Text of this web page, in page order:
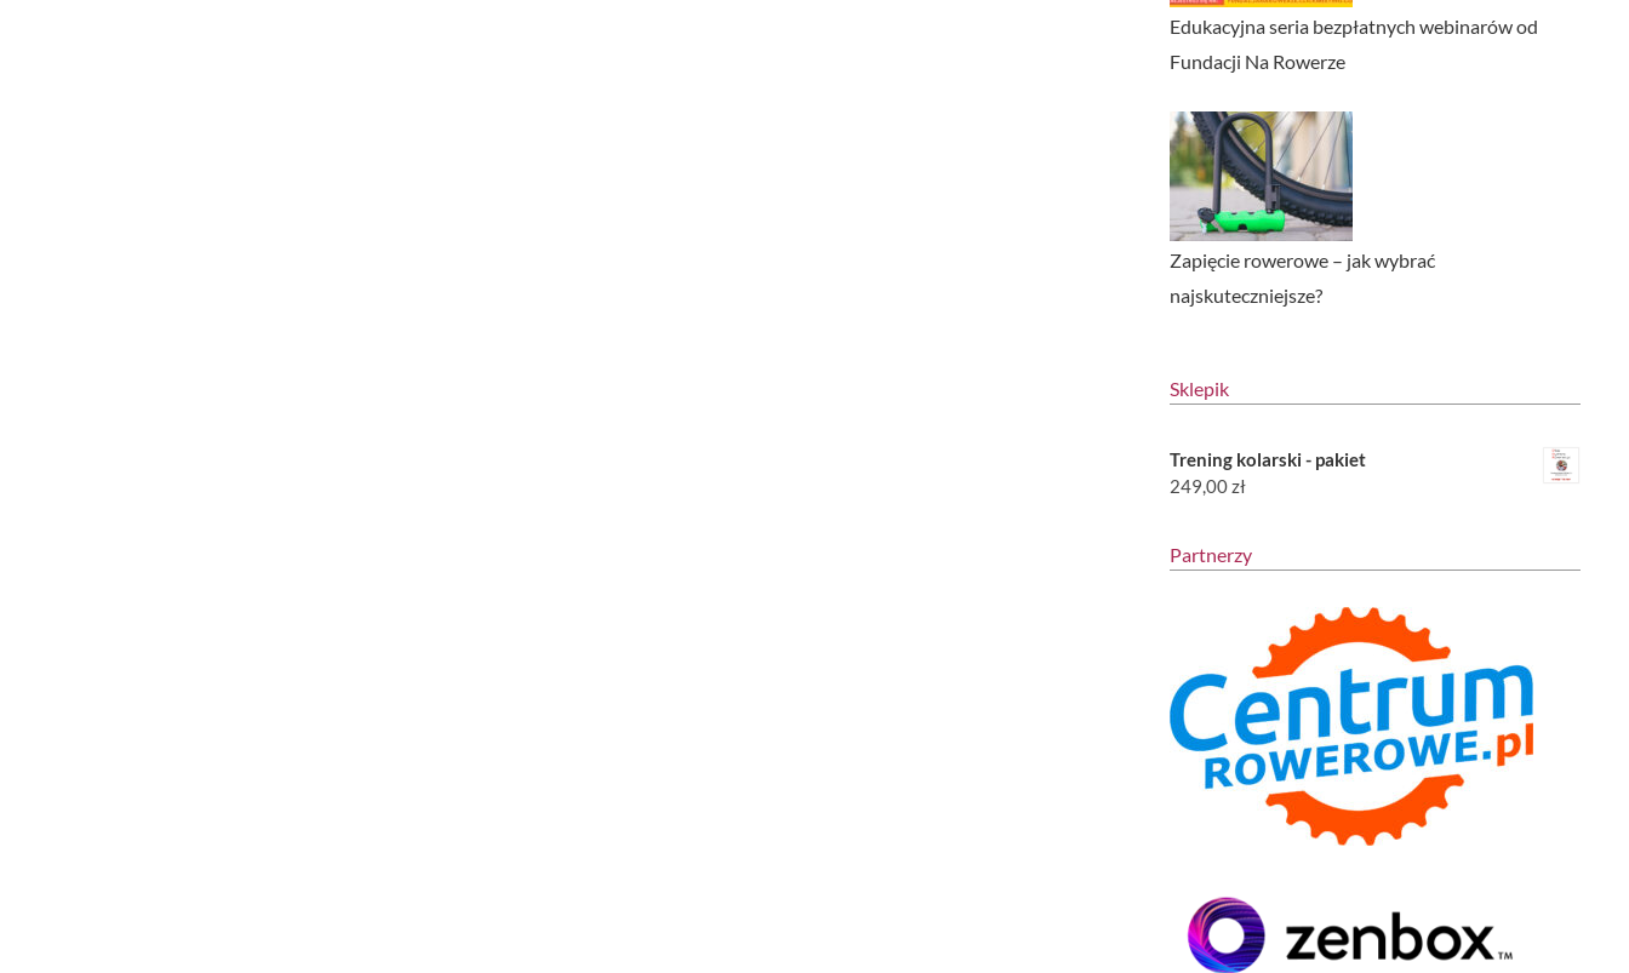
Edukacyjna seria bezpłatnych webinarów od
Fundacji Na Rowerze
Zapięcie rowerowe – jak wybrać
najskuteczniejsze?
Sklepik
Trening kolarski - pakiet
249,00zł
Partnerzy